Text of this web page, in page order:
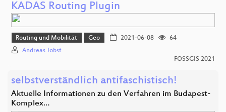
KADAS Routing Plugin
Routing und Mobilität Geo 2021-06-08
64
Andreas Jobst
FOSSGIS 2021
selbstverständlich antifaschistisch!
Aktuelle Informationen zu den Verfahren im Budapest-
Komplex…